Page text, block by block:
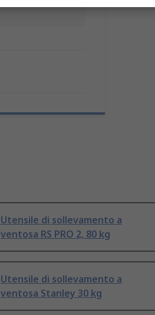
Utensile di sollevamento a
ventosa RS PRO 2, 80 kg
Utensile di sollevamento a
ventosa Stanley 30 kg